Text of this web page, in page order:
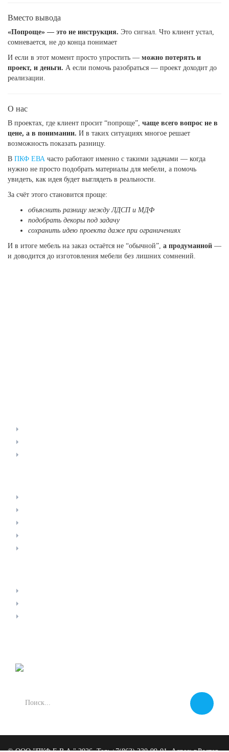
Вместо вывода
«Попроще» — это не инструкция. Это сигнал. Что клиент устал,
сомневается, не до конца понимает
И если в этот момент просто упростить — можно потерять и
проект, и деньги. А если помочь разобраться — проект доходит до
реализации.
О нас
В проектах, где клиент просит “попроще”, чаще всего вопрос не в
цене, а в понимании. И в таких ситуациях многое решает
возможность показать разницу.
В ПКФ ЕВА часто работают именно с такими задачами — когда
нужно не просто подобрать материалы для мебели, а помочь
увидеть, как идея будет выглядеть в реальности.
За счёт этого становится проще:
объяснить разницу между ЛДСП и МДФ
подобрать декоры под задачу
сохранить идею проекта даже при ограничениях
И в итоге мебель на заказ остаётся не “обычной”, а продуманной —
и доводится до изготовления мебели без лишних сомнений.